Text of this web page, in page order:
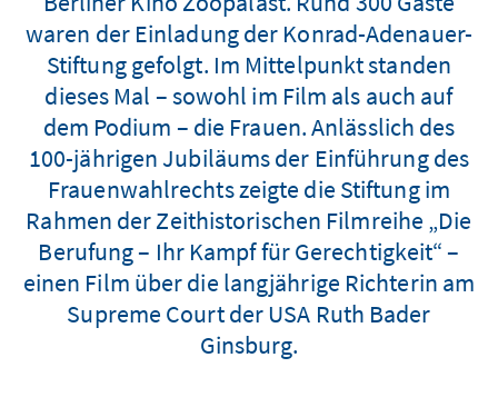
waren der Einladung der Konrad-Adenauer-
Stiftung gefolgt. Im Mittelpunkt standen
dieses Mal – sowohl im Film als auch auf
dem Podium – die Frauen. Anlässlich des
100-jährigen Jubiläums der Einführung des
Frauenwahlrechts zeigte die Stiftung im
Rahmen der Zeithistorischen Filmreihe „Die
Berufung – Ihr Kampf für Gerechtigkeit“ –
einen Film über die langjährige Richterin am
Supreme Court der USA Ruth Bader
Ginsburg.